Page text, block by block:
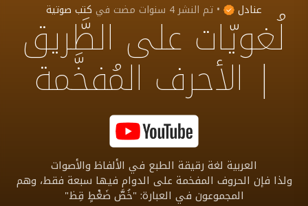
عنادل • تم النشر4 سنوات مضت في كتب صوتية
لُغويّات على الطَّريق
| الأحرف المُفخَّمة
العربية لغة رقيقة الطبع في الألفاظ والأصوات
ولذا فإن الحروف المفخمة على الدوام فيها سبعة فقط، وهم
المجموعون في العبارة: "خُصَّ ضَغْطٍ قِظ"